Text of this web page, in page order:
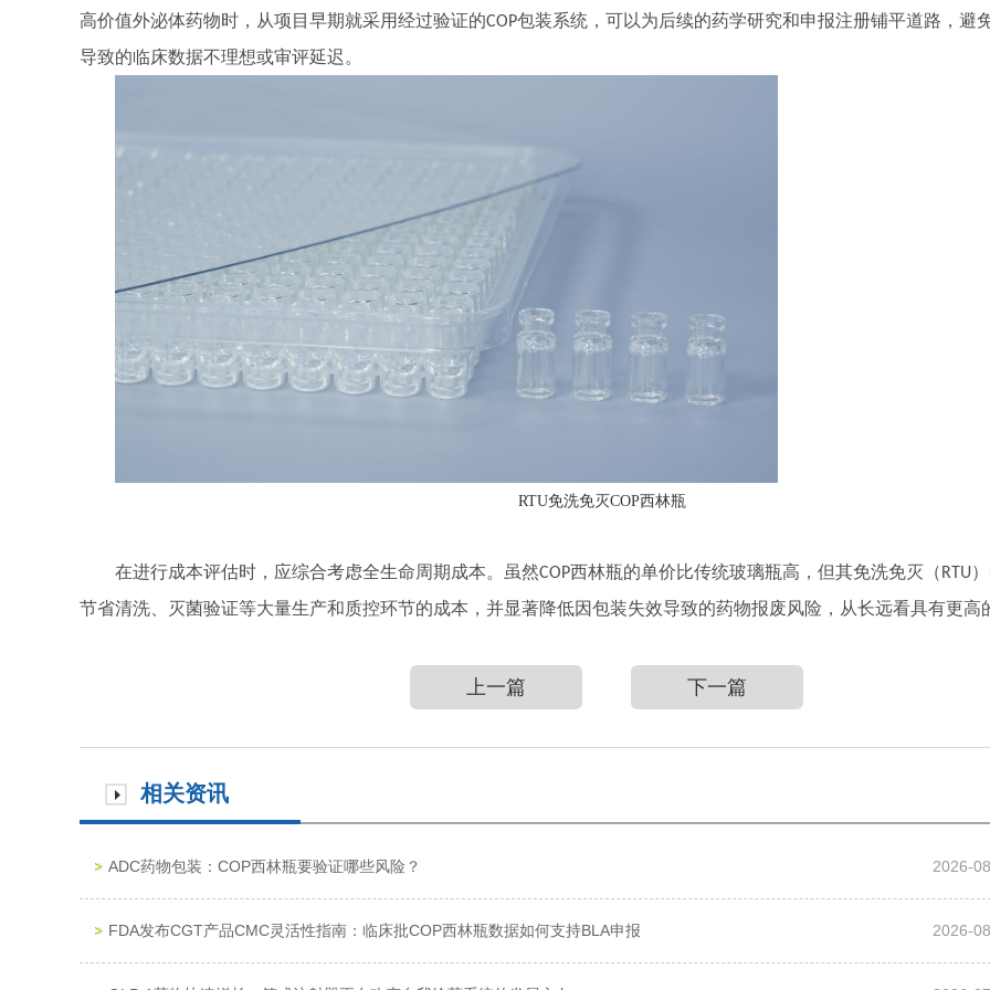
高价值外泌体药物时，从项目早期就采用经过验证的COP包装系统，可以为后续的药学研究和申报注册铺平道路，避
导致的临床数据不理想或审评延迟。
RTU免洗免灭COP西林瓶
在进行成本评估时，应综合考虑全生命周期成本。虽然COP西林瓶的单价比传统玻璃瓶高，但其免洗免灭（ RTU
节省清洗、灭菌验证等大量生产和质控环节的成本，并显著降低因包装失效导致的药物报废风险，从长远看具有更高
上一篇 下一篇
相关资讯
ADC药物包装：COP西林瓶要验证哪些风险？ 2026-
FDA发布CGT产品CMC灵活性指南：临床批COP西林瓶数据如何支持BLA申报 2026-